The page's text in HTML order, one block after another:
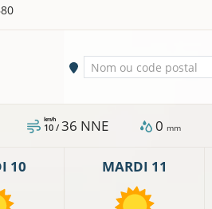
Ville sélectionnée
Nom ou code postal
10 /
km/h 36 NNE 0 mm
10 MARDI 11